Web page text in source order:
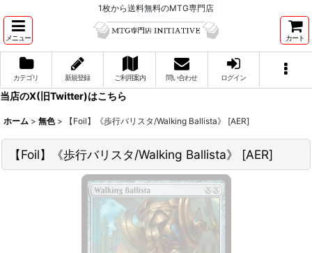
1枚から送料無料のMTG専門店
メニュー カート
カテゴリ 新規登録 ご利用案内 問い合わせ ログイン
当店のX(旧Twitter)はこちら
ホーム > 無色 > 【Foil】《歩行バリスタ/Walking Ballista》 [AER]
【Foil】《歩行バリスタ/Walking Ballista》 [AER]